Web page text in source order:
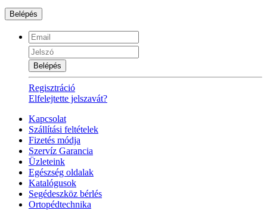
Belépés
Belépés
Regisztráció
Elfelejtette jelszavát?
Kapcsolat
Szállítási feltételek
Fizetés módja
Szervíz Garancia
Üzleteink
Egészség oldalak
Katalógusok
Segédeszköz bérlés
Ortopédtechnika